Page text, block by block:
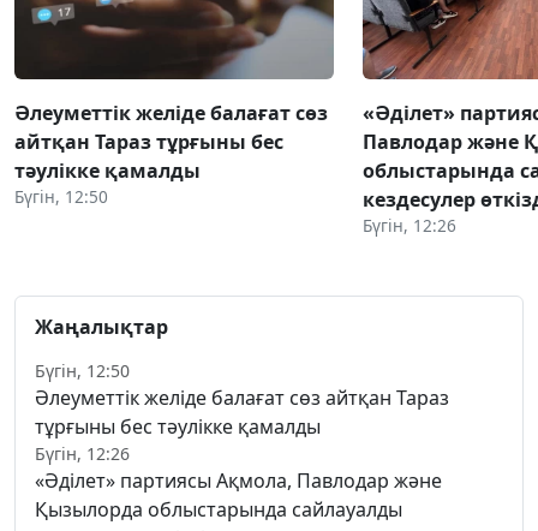
Әлеуметтік желіде балағат сөз
айтқан Тараз тұрғыны бес
тәулікке қамалды
Бүгін, 12:50
«Әділет»
Павлодар және
облыстарында
кездесулер
Бүгін, 12:26
Жаңалықтар
Бүгін, 12:50
Әлеуметтік желіде балағат сөз айтқан Тараз
тұрғыны бес тәулікке қамалды
Бүгін, 12:26
«Әділет» партиясы Ақмола, Павлодар және
Қызылорда облыстарында сайлауалды